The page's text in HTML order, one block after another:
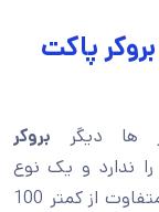
پاکت
ها دیگر بروکر
ندارد و یک نوع
حساب اما با دسترسی و حداقل میزان واریز متفاوت از کمتر 100